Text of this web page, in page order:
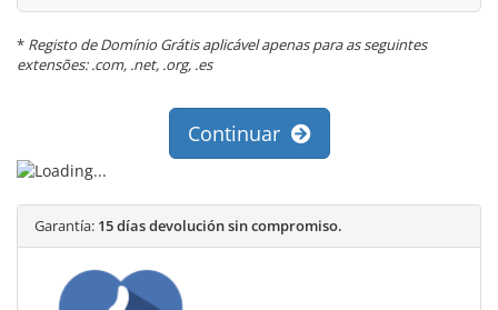
* Registo de Domínio Grátis aplicável apenas para as seguintes
extensões: .com, .net, .org, .es
Continuar
Garantía: 15 días devolución sin compromiso.